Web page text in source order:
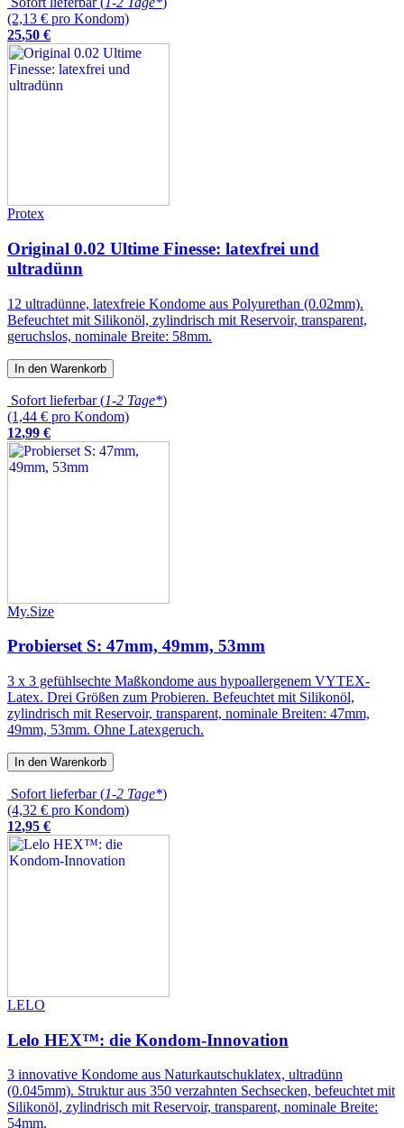
(2,13 € pro Kondom)
25,50 €
Protex
Original 0.02 Ultime Finesse: latexfrei und
ultradünn
12 ultradünne, latexfreie Kondome aus Polyurethan (0.02mm).
Befeuchtet mit Silikonöl, zylindrisch mit Reservoir, transparent,
geruchslos, nominale Breite: 58mm.
In den Warenkorb
Sofort lieferbar (1-2 Tage*)
(1,44 € pro Kondom)
12,99 €
My.Size
Probierset S: 47mm, 49mm, 53mm
3 x 3 gefühlsechte Maßkondome aus hypoallergenem VYTEX-
Latex. Drei Größen zum Probieren. Befeuchtet mit Silikonöl,
zylindrisch mit Reservoir, transparent, nominale Breiten: 47mm,
49mm, 53mm. Ohne Latexgeruch.
In den Warenkorb
Sofort lieferbar (1-2 Tage*)
(4,32 € pro Kondom)
12,95 €
LELO
Lelo HEX™: die Kondom-Innovation
3 innovative Kondome aus Naturkautschuklatex, ultradünn
(0.045mm). Struktur aus 350 verzahnten Sechsecken, befeuchtet mit
Silikonöl, zylindrisch mit Reservoir, transparent, nominale Breite:
54mm.